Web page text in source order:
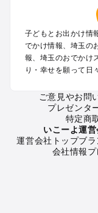
秩父・長瀞のプール
川口・戸田・和光・
飯能・坂戸・東松山
久喜・行田・加須・
熊谷・太田・足利・
埼玉の定番お出か
埼玉の遊園地
埼玉の動物園
埼玉のバーベキュー
子どもとお出かけ情
でかけ情報、埼玉の
報、埼玉のおでかけ
り・幸せを願って日
ご意見やお問
プレゼンタ
特定商
いこーよ運
運営会社トップブ
会社情報